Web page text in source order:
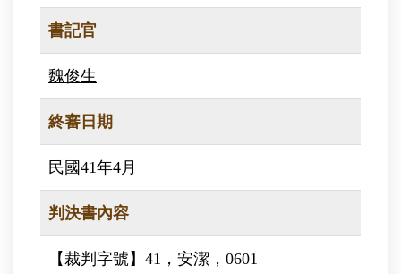
書記官
魏俊生
終審日期
民國41年4月
判決書內容
【裁判字號】41，安潔，0601